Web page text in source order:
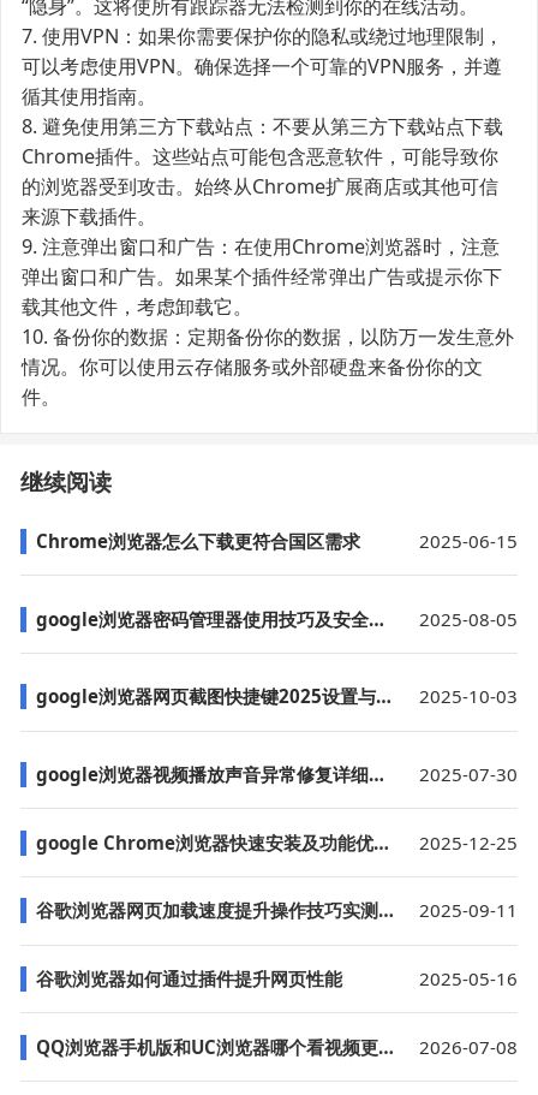
“隐身”。这将使所有跟踪器无法检测到你的在线活动。
7. 使用VPN：如果你需要保护你的隐私或绕过地理限制，
可以考虑使用VPN。确保选择一个可靠的VPN服务，并遵
循其使用指南。
8. 避免使用第三方下载站点：不要从第三方下载站点下载
Chrome插件。这些站点可能包含恶意软件，可能导致你
的浏览器受到攻击。始终从Chrome扩展商店或其他可信
来源下载插件。
9. 注意弹出窗口和广告：在使用Chrome浏览器时，注意
弹出窗口和广告。如果某个插件经常弹出广告或提示你下
载其他文件，考虑卸载它。
10. 备份你的数据：定期备份你的数据，以防万一发生意外
情况。你可以使用云存储服务或外部硬盘来备份你的文
件。
继续阅读
Chrome浏览器怎么下载更符合国区需求 2025-06-15
google浏览器密码管理器使用技巧及安全建议 2025-08-05
google浏览器网页截图快捷键2025设置与使用教程 2025-10-03
google浏览器视频播放声音异常修复详细教程 2025-07-30
google Chrome浏览器快速安装及功能优化操作教程 2025-12-25
谷歌浏览器网页加载速度提升操作技巧实测分享 2025-09-11
谷歌浏览器如何通过插件提升网页性能 2025-05-16
QQ浏览器手机版和UC浏览器哪个看视频更流畅 2026-07-08